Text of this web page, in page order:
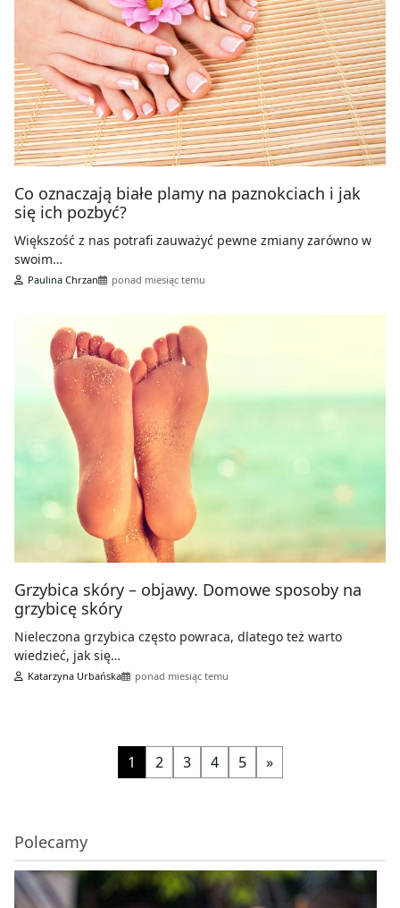
Co oznaczają białe plamy na paznokciach i jak
się ich pozbyć?
Większość z nas potrafi zauważyć pewne zmiany zarówno w
swoim…
Paulina Chrzan ponad miesiąc temu
Grzybica skóry – objawy. Domowe sposoby na
grzybicę skóry
Nieleczona grzybica często powraca, dlatego też warto
wiedzieć, jak się…
Katarzyna Urbańska ponad miesiąc temu
1 2 3 4 5 »
Polecamy